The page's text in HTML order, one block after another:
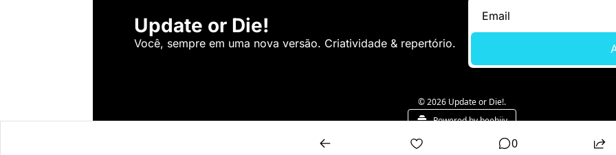
Update or Die!
Você, sempre em uma nova versão. Criatividade & repertório.
© 2026 Update or Die!.
Powered by beehiiv
0